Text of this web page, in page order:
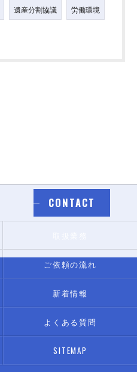
遺産分割協議 労働環境
CONTACT
ご依頼の流れ
新着情報
よくある質問
SITEMAP